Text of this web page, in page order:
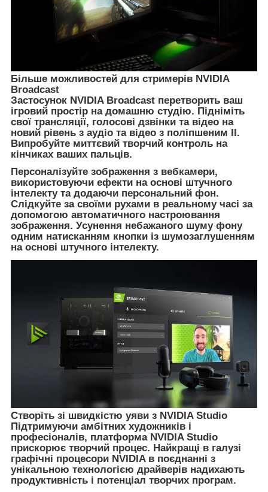
Більше можливостей для стримерів NVIDIA
Broadcast
Застосунок NVIDIA Broadcast перетворить ваш
ігровий простір на домашню студію. Підніміть
свої трансляції, голосові дзвінки та відео на
новий рівень з аудіо та відео з поліпшеним II.
Випробуйте миттєвий творчий контроль на
кінчиках ваших пальців.
Персоналізуйте зображення з вебкамери,
використовуючи ефекти на основі штучного
інтелекту та додаючи персональний фон.
Слідкуйте за своїми рухами в реальному часі за
допомогою автоматичного настроювання
зображення. Усунення небажаного шуму фону
одним натисканням кнопки із шумозаглушенням
на основі штучного інтелекту.
Створіть зі швидкістю уяви з NVIDIA Studio
Підтримуючи амбітних художників і
професіоналів, платформа NVIDIA Studio
прискорює творчий процес. Найкращі в галузі
графічні процесори NVIDIA в поєднанні з
унікальною технологією драйверів надихають
продуктивність і потенціал творчих програм.